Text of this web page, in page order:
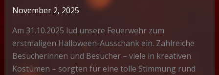
November 2, 2025
Am 31.10.2025 lud unsere Feuerwehr zum
erstmaligen Halloween-Ausschank ein. Zahlreiche
Besucherinnen und Besucher – viele in kreativen
Kostümen – sorgten für eine tolle Stimmung rund